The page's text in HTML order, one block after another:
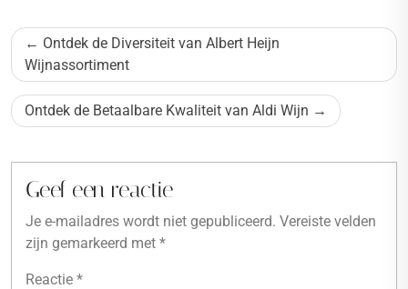
Bericht
navigatie
Ontdek de Diversiteit van Albert Heijn
Wijnassortiment
Ontdek de Betaalbare Kwaliteit van Aldi Wijn
Geef een reactie
Je e-mailadres wordt niet gepubliceerd. Vereiste velden
zijn gemarkeerd met *
Reactie *